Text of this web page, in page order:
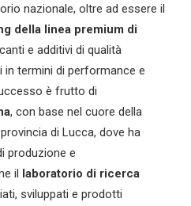
nazionale, oltre ad essere il
della linea premium di
e additivi di qualità
termini di performance e
è frutto di
, con base nel cuore della
di Lucca, dove ha
produzione e
il laboratorio di ricerca
sviluppati e prodotti